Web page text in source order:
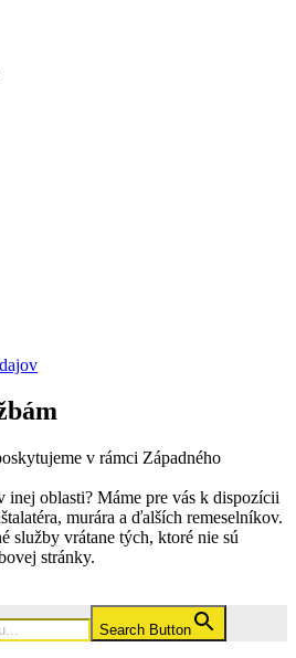
v rámci Západného
inej oblasti? Máme pre vás k dispozícii
murára a ďalších remeselníkov.
služby vrátane tých, ktoré nie sú
stránky.
Search Button